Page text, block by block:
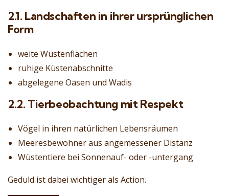
2.1. Landschaften in ihrer ursprünglichen
Form
weite Wüstenflächen
ruhige Küstenabschnitte
abgelegene Oasen und Wadis
2.2. Tierbeobachtung mit Respekt
Vögel in ihren natürlichen Lebensräumen
Meeresbewohner aus angemessener Distanz
Wüstentiere bei Sonnenauf- oder -untergang
Geduld ist dabei wichtiger als Action.